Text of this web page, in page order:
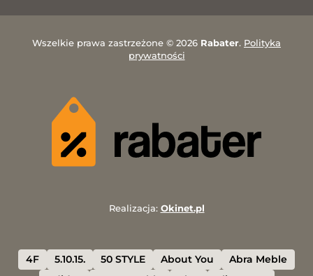
Wszelkie prawa zastrzeżone © 2026 Rabater. Polityka
prywatności
Realizacja: Okinet.pl
4F 5.10.15. 50 STYLE About You
Abra Meble